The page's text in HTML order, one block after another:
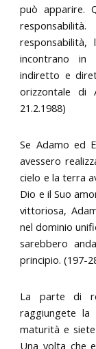
può apparire.
incontrano in
indiretto e
orizzontale di
21.2.1988)
Se Adamo ed
avessero
cielo e la terra
Dio e il Suo
vittoriosa,
nel dominio
sarebbero
principio. (197-
La parte di
raggiungete
maturità e
Una volta che